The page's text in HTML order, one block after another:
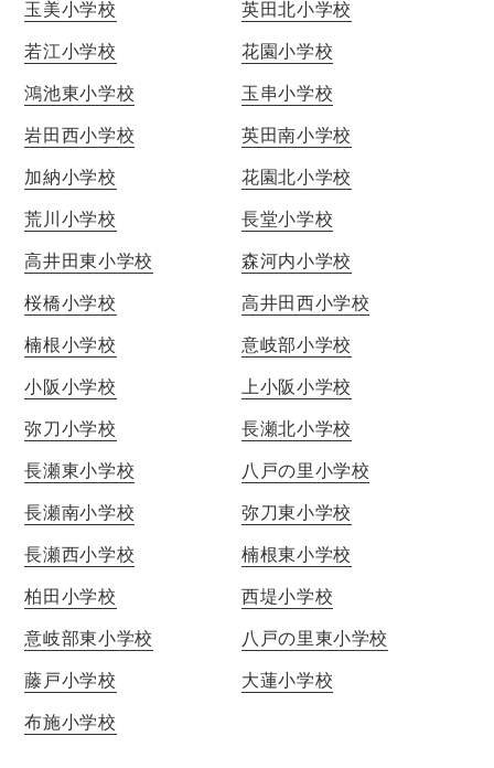
玉美小学校
英田北小学校
若江小学校
花園小学校
鴻池東小学校
玉串小学校
岩田西小学校
英田南小学校
加納小学校
花園北小学校
荒川小学校
長堂小学校
高井田東小学校
森河内小学校
桜橋小学校
高井田西小学校
楠根小学校
意岐部小学校
小阪小学校
上小阪小学校
弥刀小学校
長瀬北小学校
長瀬東小学校
八戸の里小学校
長瀬南小学校
弥刀東小学校
長瀬西小学校
楠根東小学校
柏田小学校
西堤小学校
意岐部東小学校
八戸の里東小学校
藤戸小学校
大蓮小学校
布施小学校